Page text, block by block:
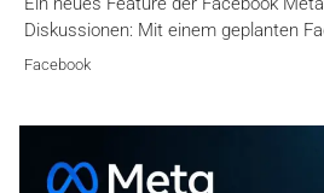
Diskussionen: Mit einem geplanten
Facebook